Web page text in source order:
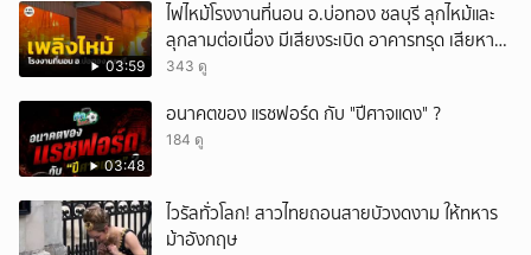
03:59
ไฟไหม้โรงงานที่นอน อ.บ่อทอง ชลบุรี ลุกไหม้และ
ลุกลามต่อเนื่อง มีเสียงระเบิด อาคารทรุด เสียหาย
หนัก
343 ดู
03:48
อนาคตของ แรชฟอร์ด กับ "ปีศาจแดง" ?
184 ดู
ไวรัลทั่วโลก! สาวไทยถอนสายบัวงดงาม ให้ทหาร
ม้าอังกฤษ